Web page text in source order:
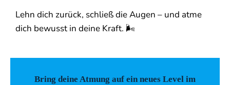
Lehn dich zurück, schließ die Augen – und atme
dich bewusst in deine Kraft. 🌬️
Bring deine Atmung auf ein neues Level im